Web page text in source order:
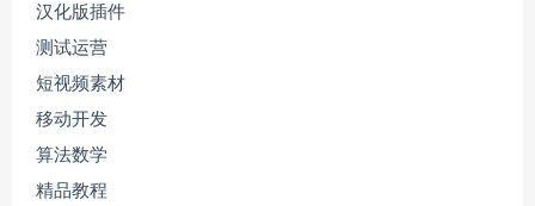
汉化版插件
测试运营
短视频素材
移动开发
算法数学
精品教程